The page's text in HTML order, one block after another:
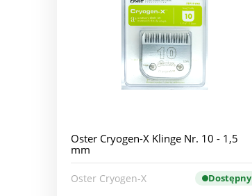
Oster Cryogen-X Klinge Nr. 10 - 1,5
mm
Oster Cryogen-X Dostępny